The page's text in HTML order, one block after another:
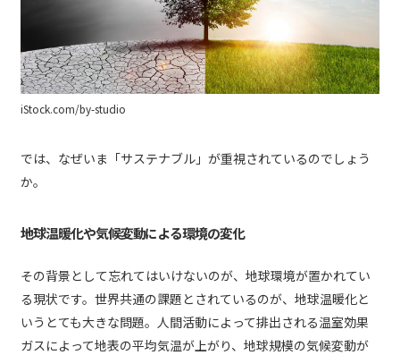
iStock.com/by-studio
では、なぜいま「サステナブル」が重視されているのでしょう
か。
地球温暖化や気候変動による環境の変化
その背景として忘れてはいけないのが、地球環境が置かれてい
る現状です。世界共通の課題とされているのが、地球温暖化と
いうとても大きな問題。人間活動によって排出される温室効果
ガスによって地表の平均気温が上がり、地球規模の気候変動が